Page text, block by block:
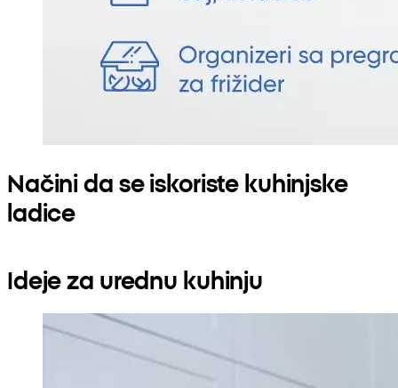
Načini da se iskoriste kuhinjske
ladice
Ideje za urednu kuhinju